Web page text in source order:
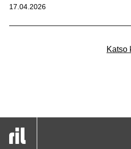
Julkaistu:
17.04.2026
Katso